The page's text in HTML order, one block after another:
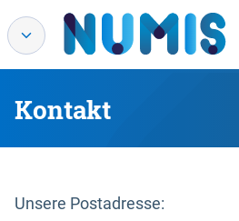
Kontakt
Unsere Postadresse: